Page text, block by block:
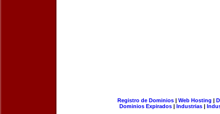
Registro de Dominios| Web Hosting |
Dominios Expirados | Industrias |